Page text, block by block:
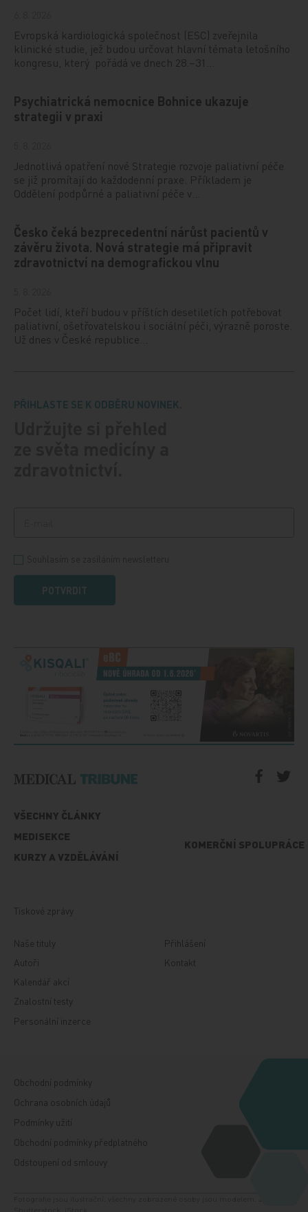
Evropská kardiologická společnost (ESC) zveřejnila
klinické studie, jež budou určovat hlavní témata letošního
kongresu, který pořádá ve dnech 28.–31…
Psychiatrická nemocnice Bohnice ukazuje
strategii v praxi
Jednotlivá opatření nové Strategie rozvoje paliativní péče
se již promítají do každodenní praxe. Příkladem je
Oddělení podpůrné a paliativní péče v…
Česko čeká bezprecedentní nárůst pacientů v
závěru života. Nová strategie má připravit
zdravotnictví na demografickou vlnu
Počet lidí, kteří budou v příštích desetiletích potřebovat
paliativní, ošetřovatelskou i sociální péči, výrazně poroste.
Už dnes v České republice…
PŘIHLASTE SE K ODBĚRU NOVINEK.
POTVRDIT
VŠECHNY ČLÁNKY
MEDISEKCE
KURZY A VZDĚLÁVÁNÍ
KOMERČNÍ SPOLUPRÁCE
Tiskové zprávy
Naše tituly
Autoři
Kalendář akcí
Znalostní testy
Personální inzerce
Přihlášení
Kontakt
Obchodní podmínky
Ochrana osobních údajů
Podmínky užití
Obchodní podmínky předplatného
Odstoupení od smlouvy